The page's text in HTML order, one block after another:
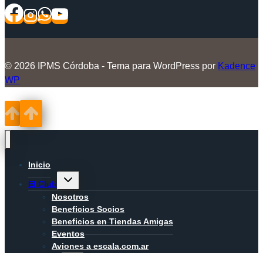
© 2026 IPMS Córdoba - Tema para WordPress por Kadence
WP
Inicio
El Club
Alternar
hijo
Nosotros
Beneficios Socios
Beneficios en Tiendas Amigas
Eventos
Aviones a escala.com.ar